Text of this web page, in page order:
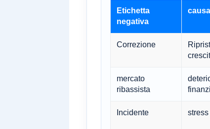
Etichetta
negativa
Correzione
mercato
ribassista
Incidente